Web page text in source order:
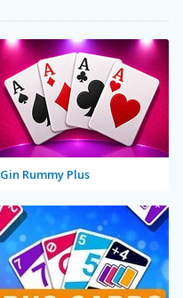
Gin Rummy Plus